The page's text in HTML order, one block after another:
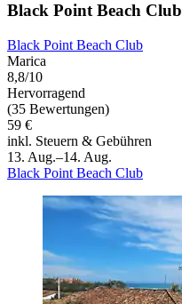
Black Point Beach Club
Black Point Beach Club
Marica
8,8/10
Hervorragend
(35 Bewertungen)
59 €
inkl. Steuern & Gebühren
13. Aug.–14. Aug.
Black Point Beach Club